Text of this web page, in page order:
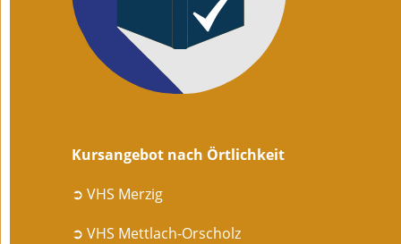
Kursangebot nach Örtlichkeit
➲ VHS Merzig
➲ VHS Mettlach-Orscholz